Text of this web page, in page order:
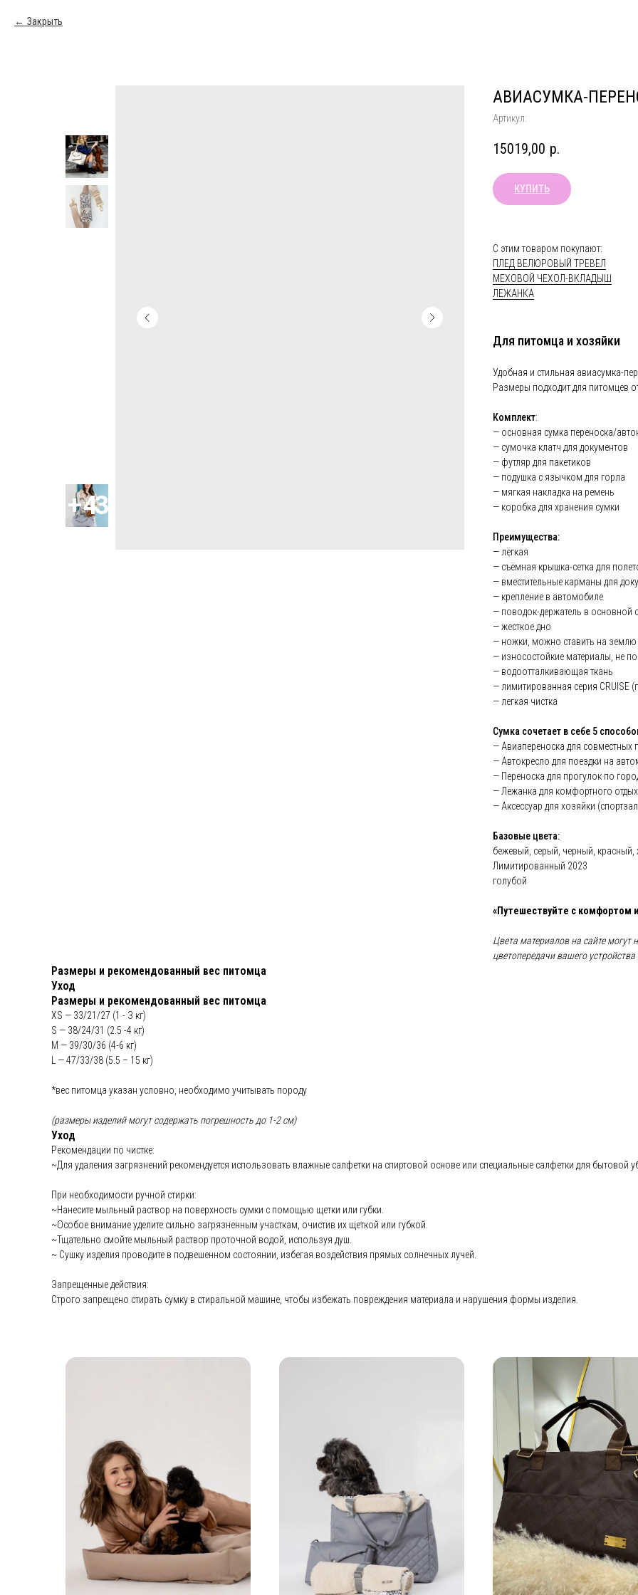
Закрыть
АВИАСУМКА-
Артикул:
15019,00 р.
КУПИТЬ
С этим товаром покупают:
ПЛЕД ВЕЛЮРОВЫЙ ТРЕВЕЛ
МЕХОВОЙ ЧЕХОЛ-ВКЛАДЫШ
ЛЕЖАНКА
Для питомца и хозяйки
Удобная и стильная авиасумка-
Размеры подходит для питомцев
Комплект:
— основная сумка переноска/
— сумочка клатч для документов
— футляр для пакетиков
— подушка с язычком для горла
— мягкая накладка на ремень
— коробка для хранения сумки
Преимущества:
— лёгкая
— съёмная крышка-сетка для
— вместительные карманы для
— крепление в автомобиле
— поводок-держатель в основной
— жесткое дно
— ножки, можно ставить на землю
— износостойкие материалы, не
— водоотталкивающая ткань
— лимитированная серия CRUISE
— легкая чистка
Сумка сочетает в себе 5
— Авиапереноска для совместных
— Автокресло для поездки на
— Переноска для прогулок по
— Лежанка для комфортного
— Аксессуар для хозяйки
Базовые цвета:
бежевый, серый, черный, красный,
Лимитированный 2023
голубой
«Путешествуйте с комфортом
Цвета материалов на сайте могут
цветопередачи вашего устройства
Размеры и рекомендованный вес питомца
Уход
Размеры и рекомендованный вес питомца
XS — 33/21/27 (1 - З кг)
S — 38/24/31 (2.5 -4 кг)
M — 39/30/36 (4-6 кг)
L — 47/33/38 (5.5 – 15 кг)
*вес питомца указан условно, необходимо учитывать породу
(размеры изделий могут содержать погрешность до 1-2 см)
Уход
Рекомендации по чистке:
~Для удаления загрязнений рекомендуется использовать влажные салфетки на спиртовой основе или специальные салфетки для бытовой
При необходимости ручной стирки:
~Нанесите мыльный раствор на поверхность сумки с помощью щетки или губки.
~Особое внимание уделите сильно загрязненным участкам, очистив их щеткой или губкой.
~Тщательно смойте мыльный раствор проточной водой, используя душ.
~ Сушку изделия проводите в подвешенном состоянии, избегая воздействия прямых солнечных лучей.
Запрещенные действия:
Строго запрещено стирать сумку в стиральной машине, чтобы избежать повреждения материала и нарушения формы изделия.